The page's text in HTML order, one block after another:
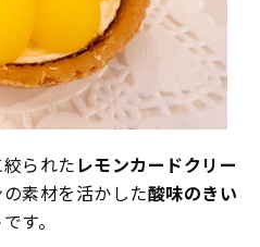
られた レモンカードクリー
の素材を活かした酸味のきい
です。